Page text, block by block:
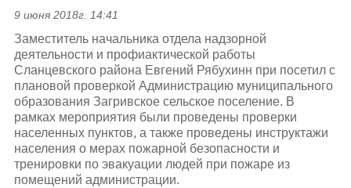
9 июня 2018г. 14:41
Заместитель начальника отдела надзорной
деятельности и профиактической работы
Сланцевского района Евгений Рябухинн при посетил с
плановой проверкой Администрацию муниципального
образования Загривское сельское поселение. В
рамках мероприятия были проведены проверки
населенных пунктов, а также проведены инструктажи
населения о мерах пожарной безопасности и
тренировки по эвакуации людей при пожаре из
помещений администрации.